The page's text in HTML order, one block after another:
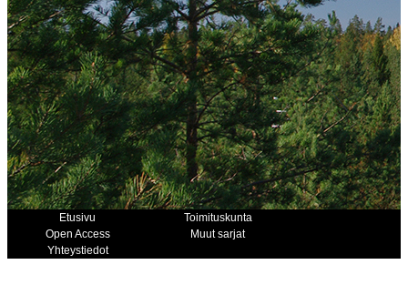
Etusivu
Toimituskunta
Open Access
Muut sarjat
Yhteystiedot